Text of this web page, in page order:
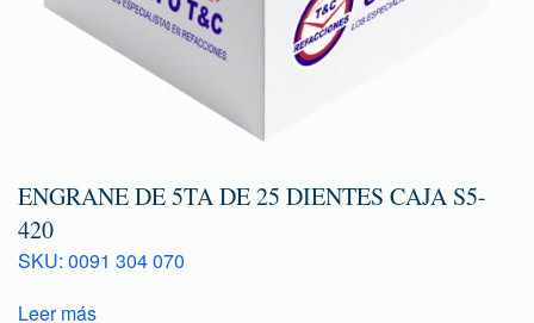
ENGRANE DE 5TA DE 25 DIENTES CAJA S5-
420
SKU: 0091 304 070
Leer más